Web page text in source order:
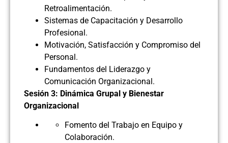
Retroalimentación.
Sistemas de Capacitación y Desarrollo
Profesional.
Motivación, Satisfacción y Compromiso del
Personal.
Fundamentos del Liderazgo y
Comunicación Organizacional.
Sesión 3: Dinámica Grupal y Bienestar
Organizacional
Fomento del Trabajo en Equipo y
Colaboración.